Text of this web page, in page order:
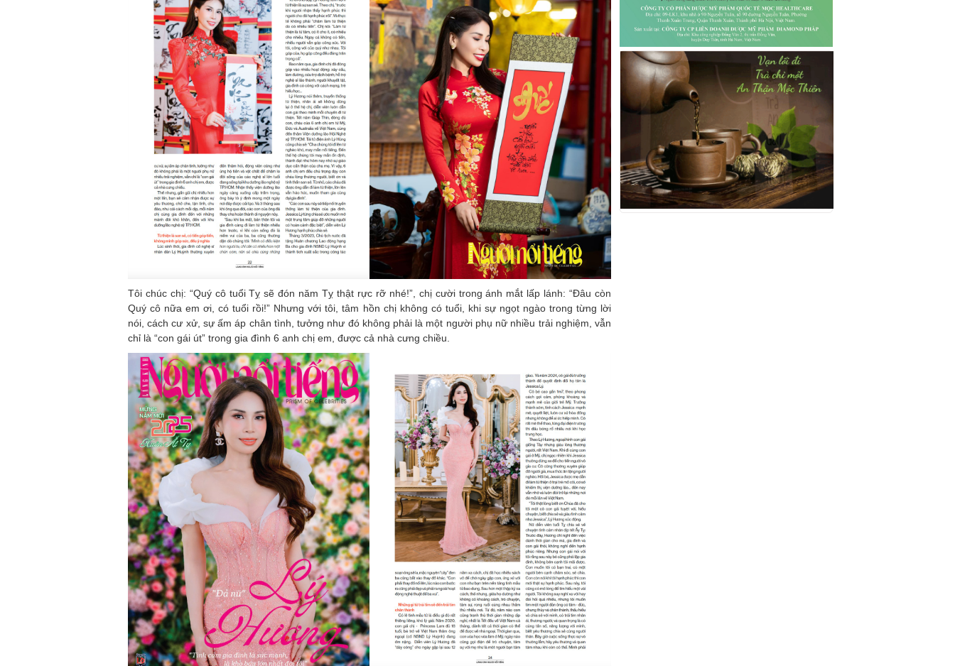
Tôi chúc chị: “Quý cô tuổi Tỵ sẽ đón năm Tỵ thật rực rỡ nhé!”, chị cười trong ánh mắt lấp lánh: “Đâu còn
Quý cô nữa em ơi, có tuổi rồi!” Nhưng với tôi, tâm hồn chị không có tuổi, khi sự ngọt ngào trong từng lời
nói, cách cư xử, sự ấm áp chân tình, tưởng như đó không phải là một người phụ nữ nhiều trải nghiệm, vẫn
chỉ là “con gái út” trong gia đình 6 anh chị em, được cả nhà cưng chiều.